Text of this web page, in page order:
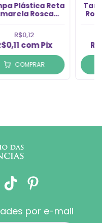
Plástica Reta
Rosca
R$0,12
comPix
COMPRAR
por e-mail